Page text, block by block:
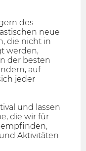
des
neue
die nicht in
werden,
der besten
auf
jeder
und lassen
die wir für
empfinden,
Aktivitäten